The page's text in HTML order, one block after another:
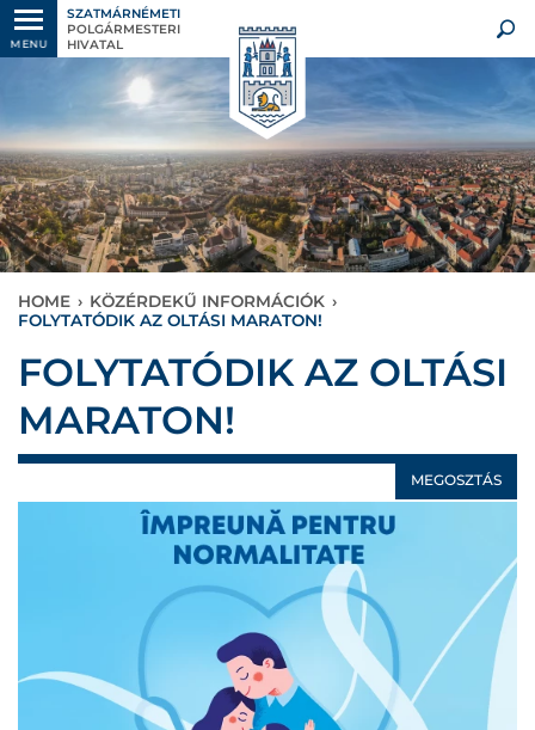
MENU
SZATMÁRNÉMETI
POLGÁRMESTERI
HIVATAL
HOME › KÖZÉRDEKŰ INFORMÁCIÓK ›
FOLYTATÓDIK AZ OLTÁSI MARATON!
FOLYTATÓDIK AZ OLTÁSI
MARATON!
MEGOSZTÁS